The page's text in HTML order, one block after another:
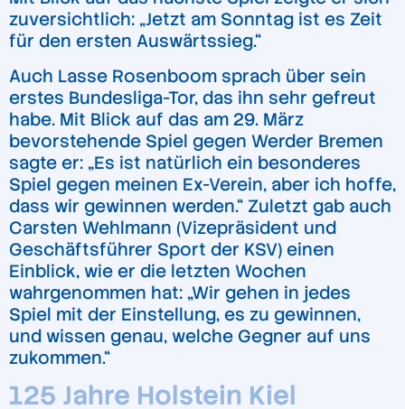
zuversichtlich: „Jetzt am Sonntag ist es Zeit
für den ersten Auswärtssieg.“
Auch Lasse Rosenboom sprach über sein
erstes Bundesliga-Tor, das ihn sehr gefreut
habe. Mit Blick auf das am 29. März
bevorstehende Spiel gegen Werder Bremen
sagte er: „Es ist natürlich ein besonderes
Spiel gegen meinen Ex-Verein, aber ich hoffe,
dass wir gewinnen werden.“ Zuletzt gab auch
Carsten Wehlmann (Vizepräsident und
Geschäftsführer Sport der KSV) einen
Einblick, wie er die letzten Wochen
wahrgenommen hat: „Wir gehen in jedes
Spiel mit der Einstellung, es zu gewinnen,
und wissen genau, welche Gegner auf uns
zukommen.“
125 Jahre Holstein Kiel